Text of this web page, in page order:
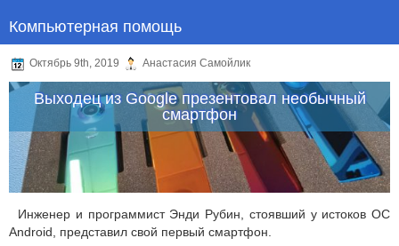
Компьютерная помощь
Октябрь 9th, 2019 Анастасия Самойлик
Выходец из Google презентовал необычный
смартфон
Инженер и программист Энди Рубин, стоявший у истоков ОС
Android, представил свой первый смартфон.